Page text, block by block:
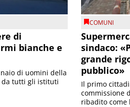
di
bianche e
di uomini della
da tutti gli istituti
COMUNI
sindaco:
grande
pubblico»
Il primo
commissione
ribadito come